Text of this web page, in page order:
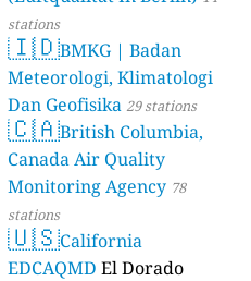
stations
🇮🇩BMKG | Badan
Meteorologi, Klimatologi
Dan Geofisika 29 stations
🇨🇦British Columbia,
Canada Air Quality
Monitoring Agency 78
stations
🇺🇸California
EDCAQMD El Dorado